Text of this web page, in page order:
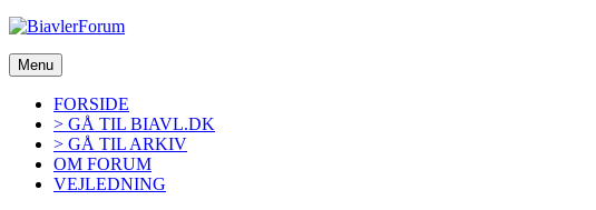
Videre
indhold
Menu
FORSIDE
> GÅ TIL BIAVL.DK
> GÅ TIL ARKIV
OM FORUM
VEJLEDNING